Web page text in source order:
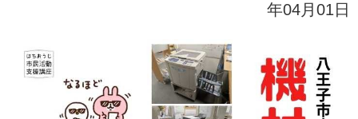
年04月01日